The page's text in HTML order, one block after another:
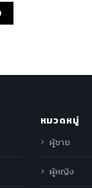
หมวดหมู่
ผู้ชาย
ผู้หญิง